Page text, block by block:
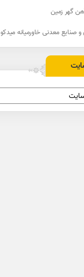
گهر زمین
صنایع معدنی خاورمیانه میدکو